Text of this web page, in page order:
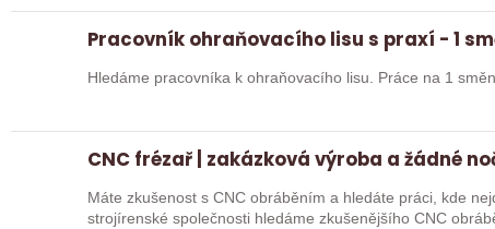
Pracovník ohraňovacího lisu s praxí - 1
Hledáme pracovníka k ohraňovacího lisu. Práce na 1
CNC frézař | zakázková výroba a žádné
Máte zkušenost s CNC obráběním a hledáte práci, kde
strojírenské společnosti hledáme zkušenějšího CNC